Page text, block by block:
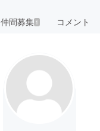
仲間募集 1 コメント